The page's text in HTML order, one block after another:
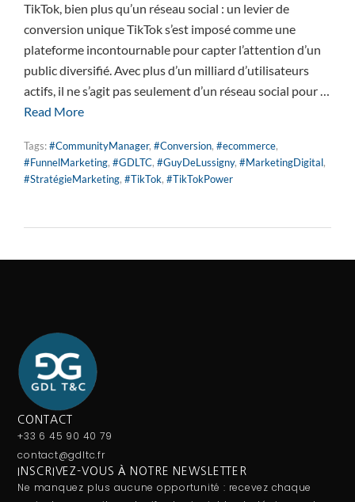
TikTok, bien plus qu’un réseau social : un levier de
conversion unique TikTok s’est imposé comme une
plateforme incontournable pour capter l’attention d’un
public diversifié. Avec plus d’un milliard d’utilisateurs
actifs, il ne s’agit pas seulement d’un réseau social pour …
Read More
Tags:#CommunityManager, #Conversion, #ecommerce,
#FunnelMarketing, #GDLTC, #GuyDeLussigny, #MarketingDigital,
#StratégieMarketing, #TikTok, #TikTokPower
CONTACT
+33 6 45 90 40 79
contact@gdltc.fr
INSCRIVEZ-VOUS À NOTRE NEWSLETTER
Ne manquez plus aucune opportunité : recevez chaque